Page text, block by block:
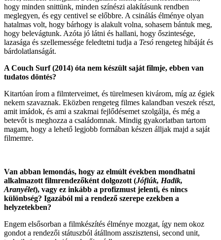
hogy minden snittünk, minden színészi alakításunk rendben
meglegyen, és egy centivel se előbbre. A csinálás élménye olyan
hatalmas volt, hogy bárhogy is alakult volna, sohasem bántuk meg,
hogy belevágtunk. Azóta jó látni és hallani, hogy őszintesége,
lazasága és szellemessége feledtetni tudja a Tesó rengeteg hibáját és
bárdolatlanságát.
A Couch Surf (2014) óta nem készült saját filmje, ebben van
tudatos döntés?
Kitartóan írom a filmterveimet, és türelmesen kivárom, míg az égiek
nekem szavaznak. Eközben rengeteg filmes kalandban veszek részt,
amit imádok, és ami a szakmai fejlődésemet szolgálja, és még a
betevőt is meghozza a családomnak. Mindig gyakorlatban tartom
magam, hogy a lehető legjobb formában készen álljak majd a saját
filmemre.
Van abban lemondás, hogy az elmúlt években mondhatni
alkalmazott filmrendezőként dolgozott (Jófiúk, Hadik,
Aranyélet), vagy ez inkább a profizmust jelenti, és nincs
különbség? Igazából mi a rendező szerepe ezekben a
helyzetekben?
Engem elsősorban a filmkészítés élménye mozgat, így nem okoz
gondot a rendezői státuszból átállnom asszisztensi, second unit,